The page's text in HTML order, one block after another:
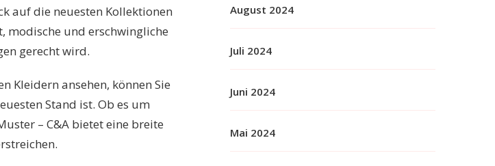
auf die neuesten Kollektionen
modische und erschwingliche
gerecht wird.
Kleidern ansehen, können Sie
Stand ist. Ob es um
– C&A bietet eine breite
August 2024
Juli 2024
Juni 2024
Mai 2024